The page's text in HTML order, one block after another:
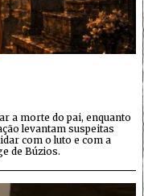
a morte do pai, enquanto
levantam suspeitas
com o luto e com a
de Búzios.